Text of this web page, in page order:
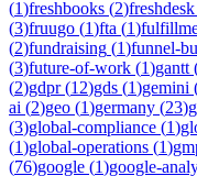
(1)freshbooks (2)freshdesk
(3)fruugo (1)fta (1)
(2)fundraising (1)funnel-
(3)future-of-work (1)gantt
(2)gdpr(12)gds (1)gemini
ai (2)geo (1)germany (23)
(3)global-compliance (1)
(1)global-operations (1)
(76)google (1)google-